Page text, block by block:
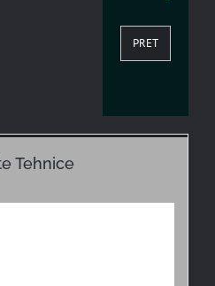
PRET
Tehnice